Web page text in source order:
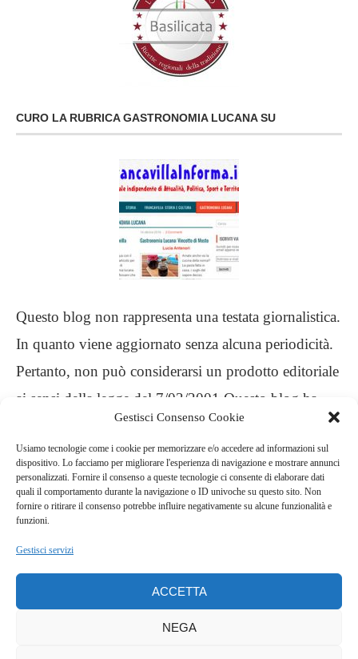
Gestisci Consenso Cookie
Usiamo tecnologie come i cookie per memorizzare e/o accedere ad informazioni sul
dispositivo. Lo facciamo per migliorare l'esperienza di navigazione e mostrare annunci
personalizzati. Fornire il consenso a queste tecnologie ci consente di elaborare dati
quali il comportamento durante la navigazione o ID univoche su questo sito. Non
fornire o ritirare il consenso potrebbe influire negativamente su alcune funzionalità e
funzioni.
Gestisci servizi
ACCETTA
NEGA
CURO LA RUBRICA GASTRONOMIA LUCANA SU
Questo blog non rappresenta una testata giornalistica.
In quanto viene aggiornato senza alcuna periodicità.
Pertanto, non può considerarsi un prodotto editoriale
ai sensi della legge del 7/03/2001 Questo blog ha
carattere personale, non è mio intento infrangere
alcun diritto d’autore
.